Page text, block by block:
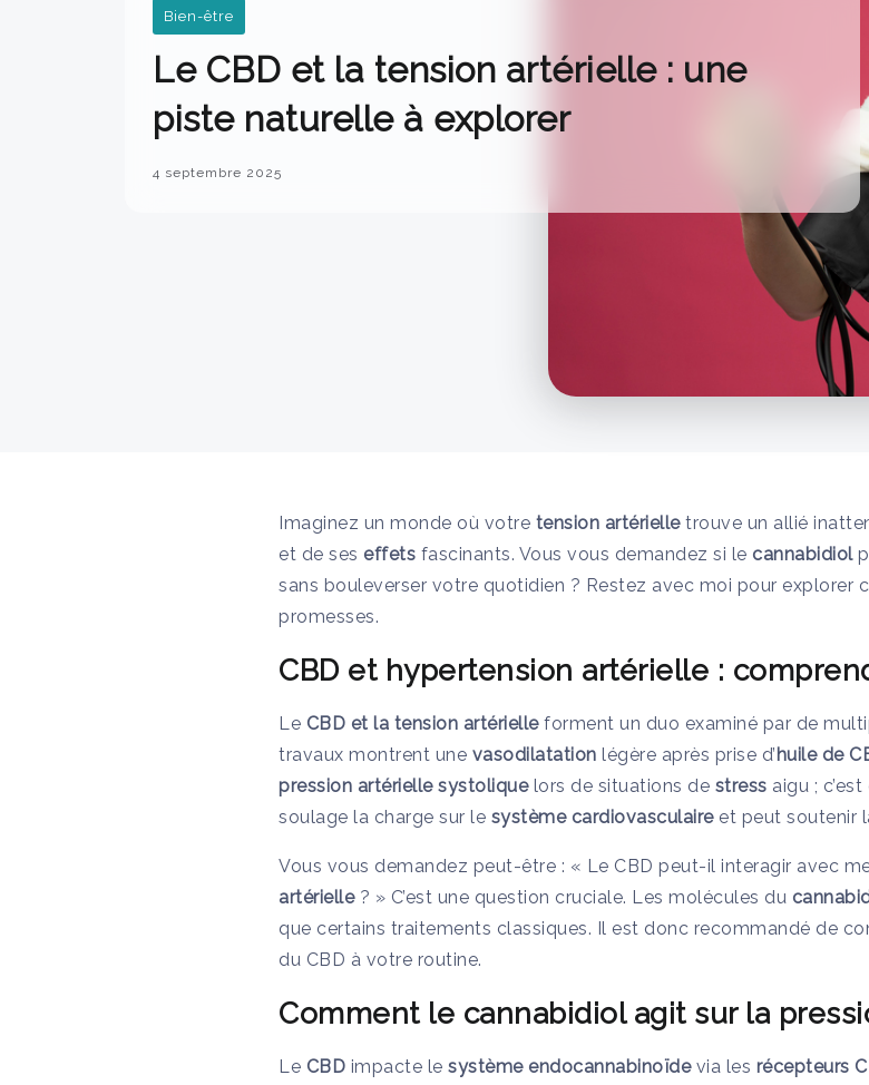
Bien-être
Le CBD et la tension artérielle : une
piste naturelle à explorer
4 septembre 2025
Imaginez un monde où votre tension artérielletrouve un allié
et de ses effets fascinants. Vous vous demandez si le cannabidiol
sans bouleverser votre quotidien ? Restez avec moi pour explorer
promesses.
CBD et hypertension artérielle :
Le CBD et la tension artérielleforment un duo examiné par de
travaux montrent une vasodilatation légère après prise d’huile de
pression artérielle systoliquelors de situations de stress aigu ;
soulage la charge sur le système cardiovasculaireet peut soutenir
Vous vous demandez peut-être : « Le CBD peut-il interagir avec
artérielle? » C’est une question cruciale. Les molécules du
que certains traitements classiques. Il est donc recommandé de
du CBD à votre routine.
Comment le cannabidiol agit sur la
Le CBD impacte lesystème endocannabinoïdevia les récepteurs